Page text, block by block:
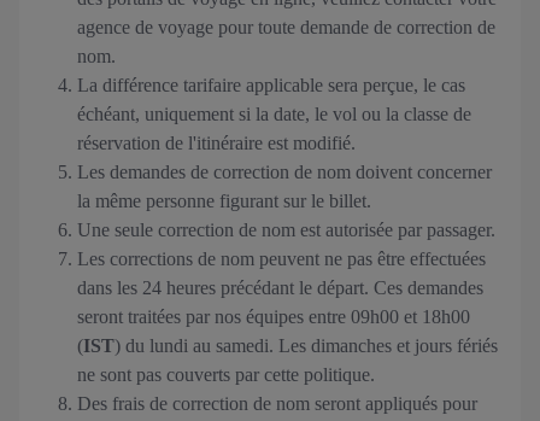
agence de voyage pour toute demande de correction de
nom.
La différence tarifaire applicable sera perçue, le cas
échéant, uniquement si la date, le vol ou la classe de
réservation de l'itinéraire est modifié.
Les demandes de correction de nom doivent concerner
la même personne figurant sur le billet.
Une seule correction de nom est autorisée par passager.
Les corrections de nom peuvent ne pas être effectuées
dans les 24 heures précédant le départ. Ces demandes
seront traitées par nos équipes entre 09h00 et 18h00
(IST) du lundi au samedi. Les dimanches et jours fériés
ne sont pas couverts par cette politique.
Des frais de correction de nom seront appliqués pour